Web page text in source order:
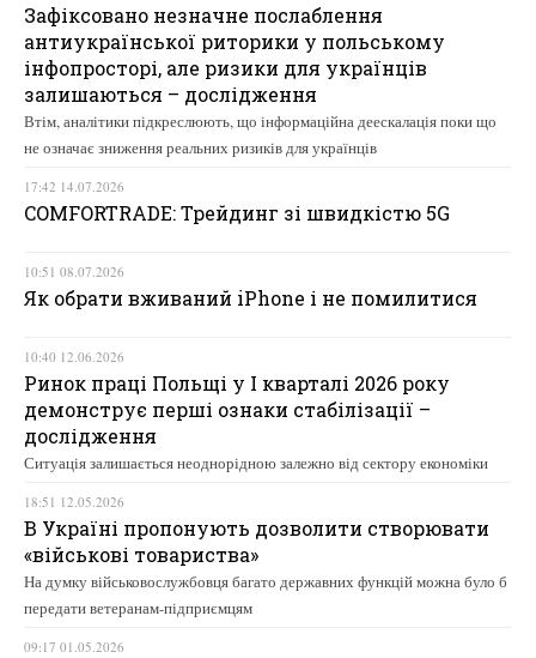
Зафіксовано незначне послаблення
антиукраїнської риторики у польському
інфопросторі, але ризики для українців
залишаються – дослідження
Втім, аналітики підкреслюють, що інформаційна деескалація поки що
не означає зниження реальних ризиків для українців
17:42 14.07.2026
COMFORTRADE: Трейдинг зі швидкістю 5G
10:51 08.07.2026
Як обрати вживаний iPhone і не помилитися
10:40 12.06.2026
Ринок праці Польщі у І кварталі 2026 року
демонструє перші ознаки стабілізації –
дослідження
Ситуація залишається неоднорідною залежно від сектору економіки
18:51 12.05.2026
В Україні пропонують дозволити створювати
«військові товариства»
На думку військовослужбовця багато державних функцій можна було б
передати ветеранам-підприємцям
09:17 01.05.2026